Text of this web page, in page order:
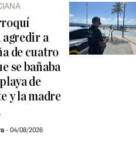
a
de cuatro
se bañaba
de
y la madre
04/08/2026